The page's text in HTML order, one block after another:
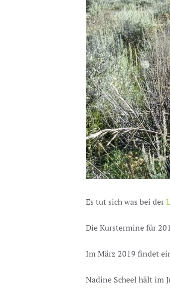
Es tut sich was bei der
Die Kurstermine für
Im März 2019 findet
Nadine Scheel hält im